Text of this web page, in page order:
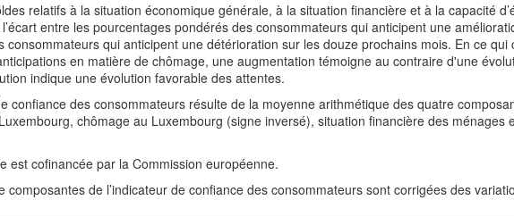
relatifs à la situation économique générale, à la situation financière et à la capacité
entre les pourcentages pondérés des consommateurs qui anticipent une
consommateurs qui anticipent une détérioration sur les douze prochains mois. En ce qui
en matière de chômage, une augmentation témoigne au contraire d'une
indique une évolution favorable des attentes.
confiance des consommateurs résulte de la moyenne arithmétique des quatre
chômage au Luxembourg (signe inversé), situation financière des ménages
est cofinancée par la Commission européenne.
composantes de l’indicateur de confiance des consommateurs sont corrigées des